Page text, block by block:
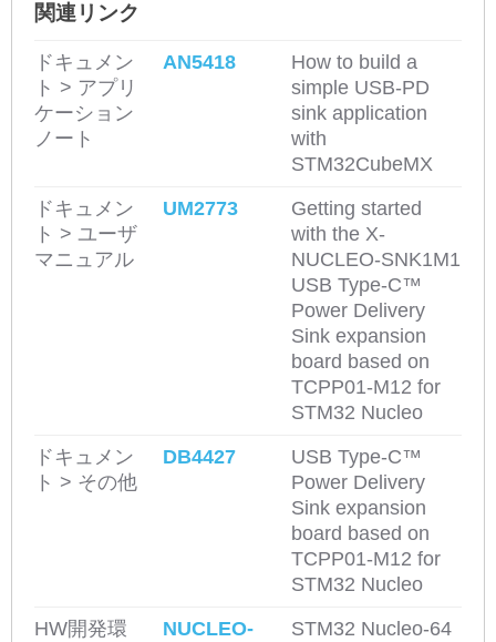
関連リンク
ドキュメン
ト > アプリ
ケーション
ノート
AN5418
How to build a
simple USB-PD
sink application
with
STM32CubeMX
ドキュメン
ト > ユーザ
マニュアル
UM2773
Getting started
with the X-
NUCLEO-SNK1M1
USB Type-C™
Power Delivery
Sink expansion
board based on
TCPP01-M12 for
STM32 Nucleo
ドキュメン
ト > その他
DB4427
USB Type-C™
Power Delivery
Sink expansion
board based on
TCPP01-M12 for
STM32 Nucleo
HW開発環
NUCLEO-
STM32 Nucleo-64